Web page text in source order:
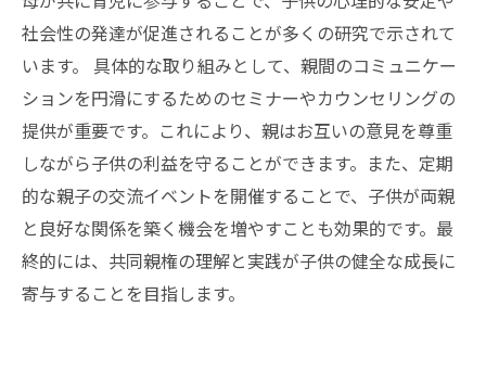
社会性の発達が促進されることが多くの研究で示されて
います。 具体的な取り組みとして、親間のコミュニケー
ションを円滑にするためのセミナーやカウンセリングの
提供が重要です。これにより、親はお互いの意見を尊重
しながら子供の利益を守ることができます。また、定期
的な親子の交流イベントを開催することで、子供が両親
と良好な関係を築く機会を増やすことも効果的です。最
終的には、共同親権の理解と実践が子供の健全な成長に
寄与することを目指します。